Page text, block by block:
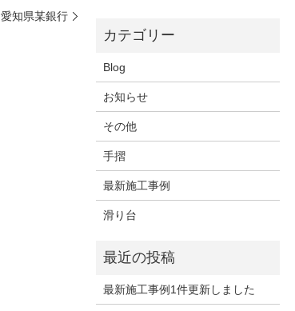
愛知県某銀行
Blog
お知らせ
その他
手摺
最新施工事例
滑り台
最新施工事例1件更新しました